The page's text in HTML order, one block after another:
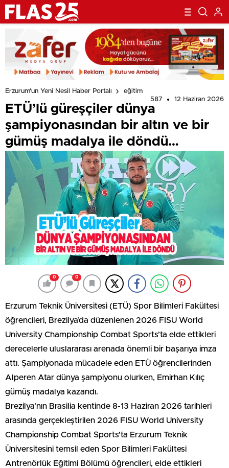
Erzurum'un Yeni Nesil Haber Portalı
eğitim
587
12 Haziran 2026
ETÜ’lü güreşçiler dünya
şampiyonasından bir altın ve bir
gümüş madalya ile döndü…
0 0
Erzurum Teknik Üniversitesi (ETÜ) Spor Bilimleri Fakültesi
öğrencileri, Brezilya’da düzenlenen 2026 FISU World
University Championship Combat Sports’ta elde ettikleri
derecelerle uluslararası arenada önemli bir başarıya imza
attı. Şampiyonada mücadele eden ETÜ öğrencilerinden
Alperen Atar dünya şampiyonu olurken, Emirhan Kılıç
gümüş madalya kazandı.
Brezilya’nın Brasilia kentinde 8-13 Haziran 2026 tarihleri
arasında gerçekleştirilen 2026 FISU World University
Championship Combat Sports’ta Erzurum Teknik
Üniversitesini temsil eden Spor Bilimleri Fakültesi
Antrenörlük Eğitimi Bölümü öğrencileri, elde ettikleri